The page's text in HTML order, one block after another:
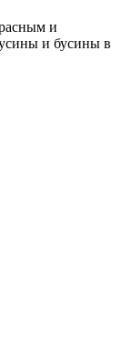
и
и бусины в